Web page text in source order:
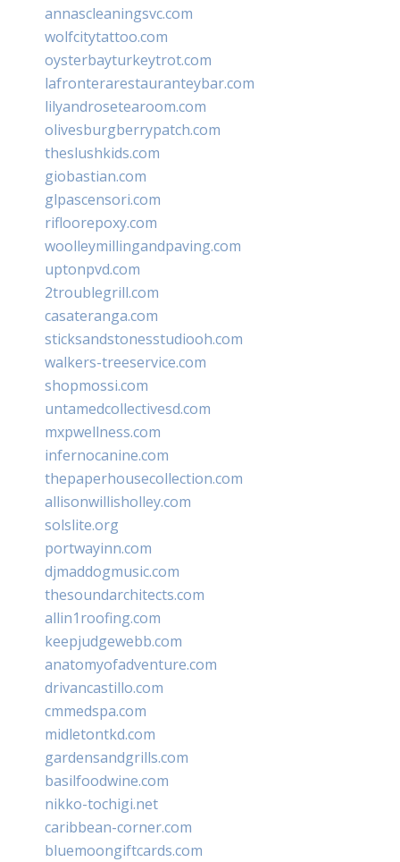
annascleaningsvc.com
wolfcitytattoo.com
oysterbayturkeytrot.com
lafronterarestauranteybar.com
lilyandrosetearoom.com
olivesburgberrypatch.com
theslushkids.com
giobastian.com
glpascensori.com
rifloorepoxy.com
woolleymillingandpaving.com
uptonpvd.com
2troublegrill.com
casateranga.com
sticksandstonesstudiooh.com
walkers-treeservice.com
shopmossi.com
untamedcollectivesd.com
mxpwellness.com
infernocanine.com
thepaperhousecollection.com
allisonwillisholley.com
solslite.org
portwayinn.com
djmaddogmusic.com
thesoundarchitects.com
allin1roofing.com
keepjudgewebb.com
anatomyofadventure.com
drivancastillo.com
cmmedspa.com
midletontkd.com
gardensandgrills.com
basilfoodwine.com
nikko-tochigi.net
caribbean-corner.com
bluemoongiftcards.com